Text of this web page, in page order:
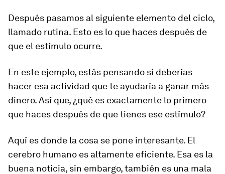
Después pasamos al siguiente elemento del ciclo,
llamado rutina. Esto es lo que haces después de
que el estímulo ocurre.
En este ejemplo, estás pensando si deberías
hacer esa actividad que te ayudaría a ganar más
dinero. Así que, ¿qué es exactamente lo primero
que haces después de que tienes ese estímulo?
Aquí es donde la cosa se pone interesante. El
cerebro humano es altamente eficiente. Esa es la
buena noticia, sin embargo, también es una mala